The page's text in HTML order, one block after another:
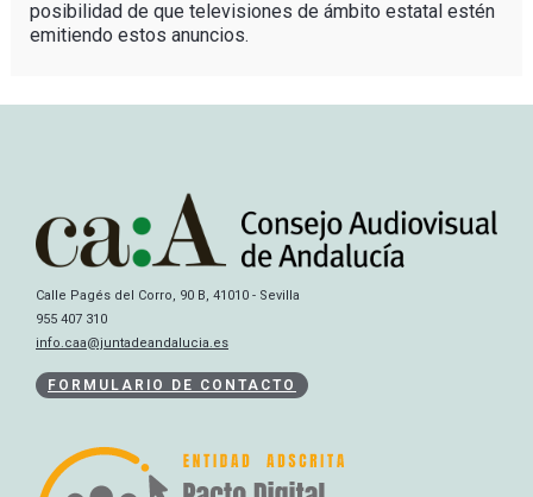
posibilidad de que televisiones de ámbito estatal estén
emitiendo estos anuncios.
Calle Pagés del Corro, 90 B, 41010 - Sevilla
955 407 310
info.caa@juntadeandalucia.es
FORMULARIO DE CONTACTO